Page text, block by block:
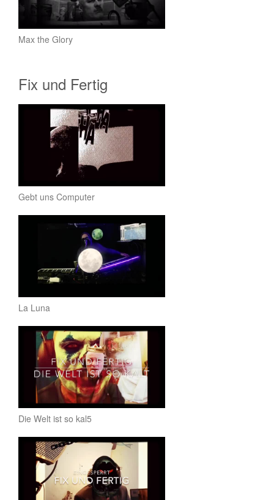
Max the Glory
Fix und Fertig
Gebt uns Computer
La Luna
Die Welt ist so kal5